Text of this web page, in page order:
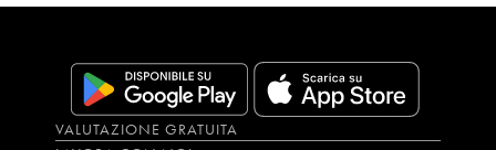
VALUTAZIONE GRATUITA